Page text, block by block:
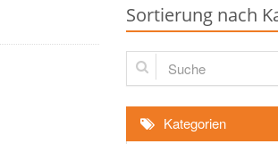
Sortierung nach
Suche
Kategorien